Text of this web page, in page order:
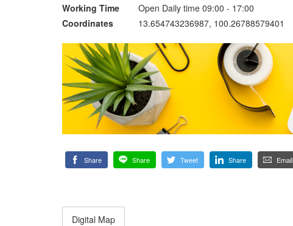
Working Time
Open Daily time 09:00 - 17:00
Coordinates
13.654743236987, 100.26788579401
Share Share Tweet Share Email
Digital Map